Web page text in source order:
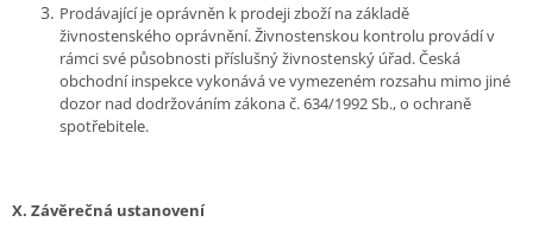
Prodávající je oprávněn k prodeji zboží na základě
živnostenského oprávnění. Živnostenskou kontrolu provádí v
rámci své působnosti příslušný živnostenský úřad. Česká
obchodní inspekce vykonává ve vymezeném rozsahu mimo jiné
dozor nad dodržováním zákona č. 634/1992 Sb., o ochraně
spotřebitele.
X. Závěrečná ustanovení